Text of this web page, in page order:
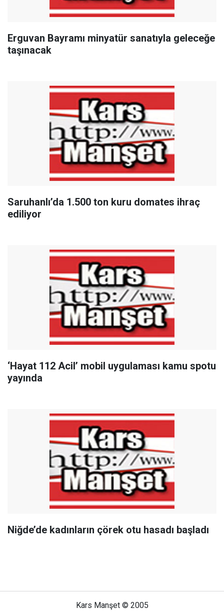
Erguvan Bayramı minyatür sanatıyla geleceğe
taşınacak
Saruhanlı’da 1.500 ton kuru domates ihraç
ediliyor
‘Hayat 112 Acil’ mobil uygulaması kamu spotu
yayında
Niğde’de kadınların çörek otu hasadı başladı
Kars Manşet © 2005